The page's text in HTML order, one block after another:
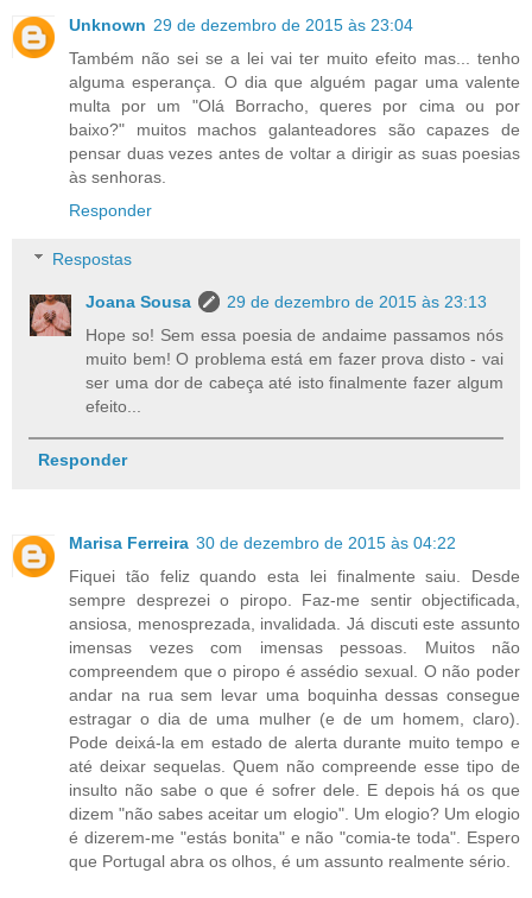
Unknown 29 de dezembro de 2015 às 23:04
Também não sei se a lei vai ter muito efeito mas... tenho
alguma esperança. O dia que alguém pagar uma valente
multa por um "Olá Borracho, queres por cima ou por
baixo?" muitos machos galanteadores são capazes de
pensar duas vezes antes de voltar a dirigir as suas poesias
às senhoras.
Responder
Respostas
Joana Sousa
29 de dezembro de 2015 às 23:13
Hope so! Sem essa poesia de andaime passamos nós
muito bem! O problema está em fazer prova disto - vai
ser uma dor de cabeça até isto finalmente fazer algum
efeito...
Responder
Marisa Ferreira 30 de dezembro de 2015 às 04:22
Fiquei tão feliz quando esta lei finalmente saiu. Desde
sempre desprezei o piropo. Faz-me sentir objectificada,
ansiosa, menosprezada, invalidada. Já discuti este assunto
imensas vezes com imensas pessoas. Muitos não
compreendem que o piropo é assédio sexual. O não poder
andar na rua sem levar uma boquinha dessas consegue
estragar o dia de uma mulher (e de um homem, claro).
Pode deixá-la em estado de alerta durante muito tempo e
até deixar sequelas. Quem não compreende esse tipo de
insulto não sabe o que é sofrer dele. E depois há os que
dizem "não sabes aceitar um elogio". Um elogio? Um elogio
é dizerem-me "estás bonita" e não "comia-te toda". Espero
que Portugal abra os olhos, é um assunto realmente sério.